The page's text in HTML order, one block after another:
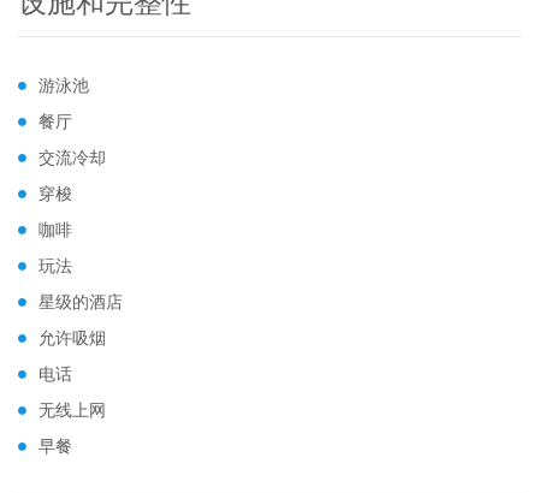
游泳池
餐厅
交流冷却
穿梭
咖啡
玩法
星级的酒店
允许吸烟
电话
无线上网
早餐